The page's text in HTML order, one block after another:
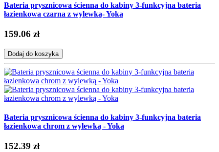
Bateria prysznicowa ścienna do kabiny 3-funkcyjna bateria
łazienkowa czarna z wylewką- Yoka
159.06 zł
Dodaj do koszyka
Bateria prysznicowa ścienna do kabiny 3-funkcyjna bateria
łazienkowa chrom z wylewką - Yoka
152.39 zł